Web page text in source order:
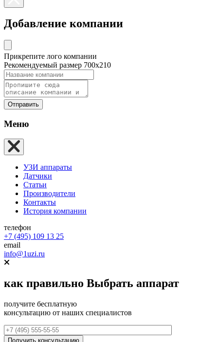
Добавление компании
Прикрепите лого компании
Рекомендуемый размер 700х210
Отправить
Меню
УЗИ аппараты
Датчики
Статьи
Производители
Контакты
История компании
телефон
+7 (495) 109 13 25
email
info@1uzi.ru
как правильно Выбрать аппарат
получите бесплатную
консультацию от наших специалистов